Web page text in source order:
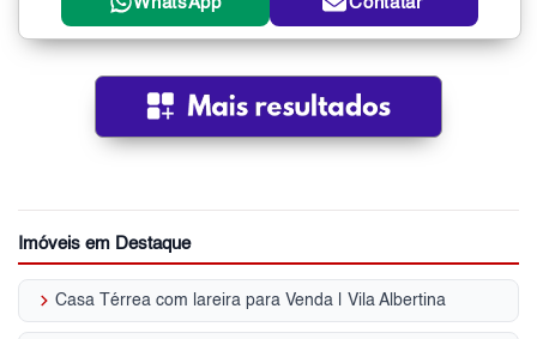
Imóveis em Destaque
keyboard_arrow_right Casa Térrea com lareira para Venda | Vila Albertina